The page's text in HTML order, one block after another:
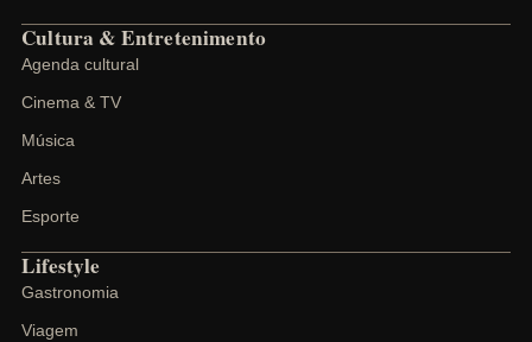
Cultura & Entretenimento
Agenda cultural
Cinema & TV
Música
Artes
Esporte
Lifestyle
Gastronomia
Viagem